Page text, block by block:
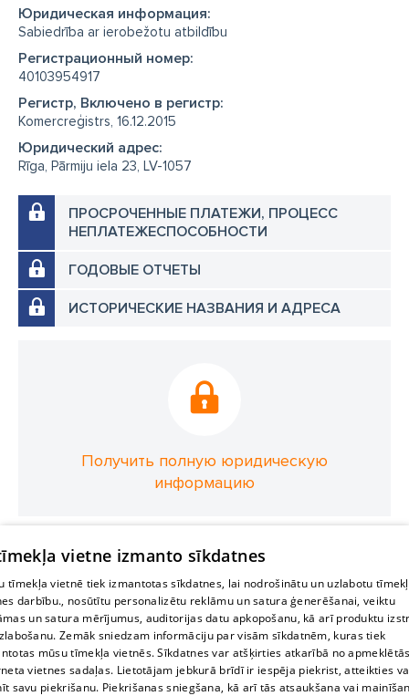
Юридическая информация:
Sabiedrība ar ierobežotu atbildību
Регистрационный номер:
40103954917
Регистр, Включено в регистр:
Komercreģistrs, 16.12.2015
Юридический адрес:
Rīga, Pārmiju iela 23, LV-1057
ПРОСРОЧЕННЫЕ ПЛАТЕЖИ, ПРОЦЕСС
НЕПЛАТЕЖЕСПОСОБНОСТИ
ГОДОВЫЕ ОТЧЕТЫ
ИСТОРИЧЕСКИЕ НАЗВАНИЯ И АДРЕСА
Получить полную юридическую
информацию
vietne izmanto sīkdatnes
tīmekļa vietnē tiek izmantotas sīkdatnes, lai nodrošinātu un uzlabotu
darbību., nosūtītu personalizētu reklāmu un satura ģenerēšanai, veiktu
un satura mērījumus, auditorijas datu apkopošanu, kā arī produktu
Zemāk sniedzam informāciju par visām sīkdatnēm, kuras tiek
mūsu tīmekļa vietnēs. Sīkdatnes var atšķirties atkarībā no
vietnes sadaļas. Lietotājam jebkurā brīdī ir iespēja piekrist, atteikties
savu piekrišanu. Piekrišanas sniegšana, kā arī tās atsaukšana vai